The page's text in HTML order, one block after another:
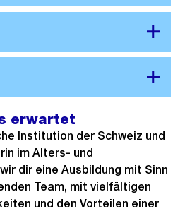
erwartet
Institution der Schweiz und
im Alters- und
dir eine Ausbildung mit Sinn
Team, mit vielfältigen
und den Vorteilen einer